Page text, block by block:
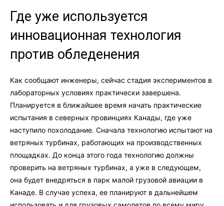
Где уже используется
инновационная технология
против обледенения
Как сообщают инженеры, сейчас стадия экспериментов в
лабораторных условиях практически завершена.
Планируется в ближайшее время начать практические
испытания в северных провинциях Канады, где уже
наступило похолодание. Сначала технологию испытают на
ветряных турбинах, работающих на производственных
площадках. До конца этого года технологию должны
проверить на ветряных турбинах, а уже в следующем,
она будет внедряться в парк малой грузовой авиации в
Канаде. В случае успеха, ее планируют в дальнейшем